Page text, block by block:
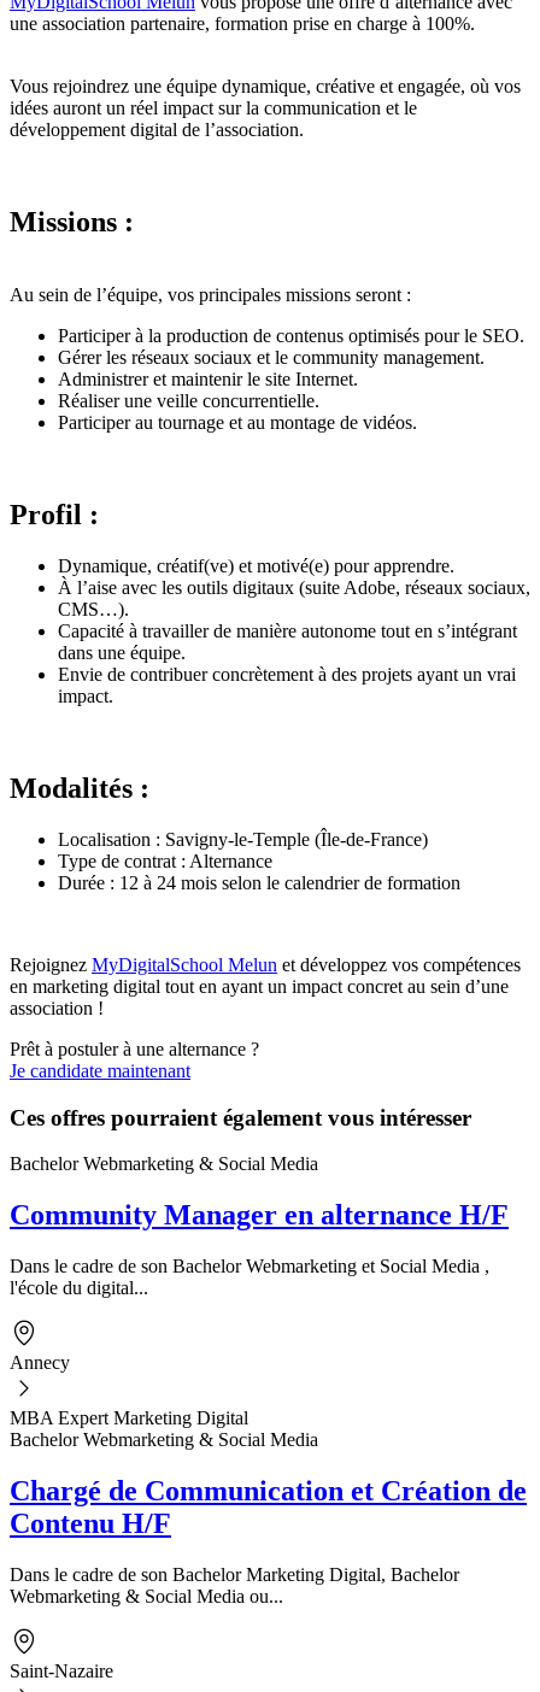
une association partenaire, formation prise en charge à 100%.
Vous rejoindrez une équipe dynamique, créative et engagée, où vos
idées auront un réel impact sur la communication et le
développement digital de l’association.
Missions :
Au sein de l’équipe, vos principales missions seront :
Participer à la production de contenus optimisés pour le SEO.
Gérer les réseaux sociaux et le community management.
Administrer et maintenir le site Internet.
Réaliser une veille concurrentielle.
Participer au tournage et au montage de vidéos.
Profil :
Dynamique, créatif(ve) et motivé(e) pour apprendre.
À l’aise avec les outils digitaux (suite Adobe, réseaux sociaux,
CMS…).
Capacité à travailler de manière autonome tout en s’intégrant
dans une équipe.
Envie de contribuer concrètement à des projets ayant un vrai
impact.
Modalités :
Localisation : Savigny-le-Temple (Île-de-France)
Type de contrat : Alternance
Durée : 12 à 24 mois selon le calendrier de formation
Rejoignez MyDigitalSchool Melun et développez vos compétences
en marketing digital tout en ayant un impact concret au sein d’une
association !
Prêt à postuler à une alternance ?
Je candidate maintenant
Ces offres pourraient également vous intéresser
Bachelor Webmarketing & Social Media
Community Manager en alternance H/F
Dans le cadre de son Bachelor Webmarketing et Social Media ,
l'école du digital...
Annecy
MBA Expert Marketing Digital
Bachelor Webmarketing & Social Media
Chargé de Communication et Création de
Contenu H/F
Dans le cadre de son Bachelor Marketing Digital, Bachelor
Webmarketing & Social Media ou...
Saint-Nazaire